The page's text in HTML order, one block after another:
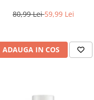
80,99 Lei59,99 Lei
ADAUGA IN COS